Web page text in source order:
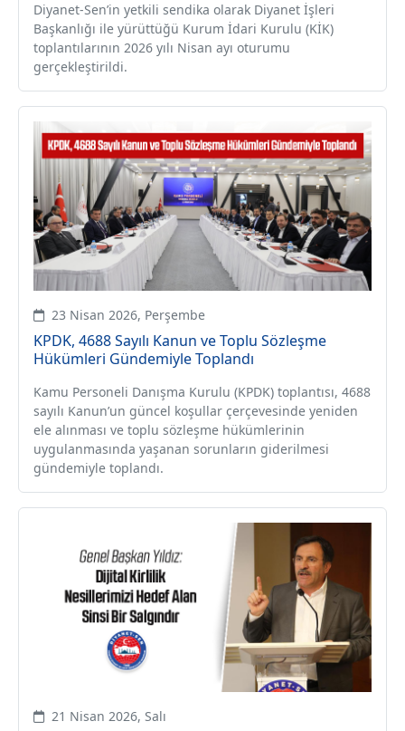
Diyanet-Sen’in yetkili sendika olarak Diyanet İşleri
Başkanlığı ile yürüttüğü Kurum İdari Kurulu (KİK)
toplantılarının 2026 yılı Nisan ayı oturumu
gerçekleştirildi.
23 Nisan 2026, Perşembe
KPDK, 4688 Sayılı Kanun ve Toplu Sözleşme
Hükümleri Gündemiyle Toplandı
Kamu Personeli Danışma Kurulu (KPDK) toplantısı, 4688
sayılı Kanun’un güncel koşullar çerçevesinde yeniden
ele alınması ve toplu sözleşme hükümlerinin
uygulanmasında yaşanan sorunların giderilmesi
gündemiyle toplandı.
21 Nisan 2026, Salı